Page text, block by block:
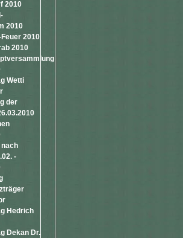
2010
2010
2010
2010
Wetti
der
-
Hedrich
Dekan Dr.